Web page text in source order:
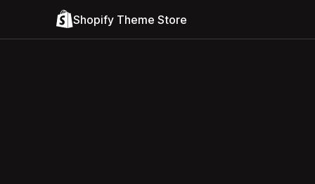
Shopify Theme Store